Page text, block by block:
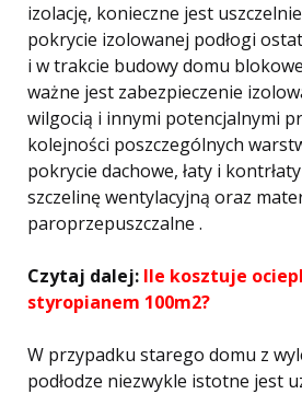
izolację, konieczne jest
pokrycie izolowanej podłogi
i w trakcie budowy domu
ważne jest zabezpieczenie
wilgocią i innymi potencjalnymi
kolejności poszczególnych
pokrycie dachowe, łaty i
szczelinę wentylacyjną oraz
paroprzepuszczalne .
Czytaj dalej: Ile kosztuje
styropianem 100m2?
W przypadku starego domu z
podłodze niezwykle istotne jest